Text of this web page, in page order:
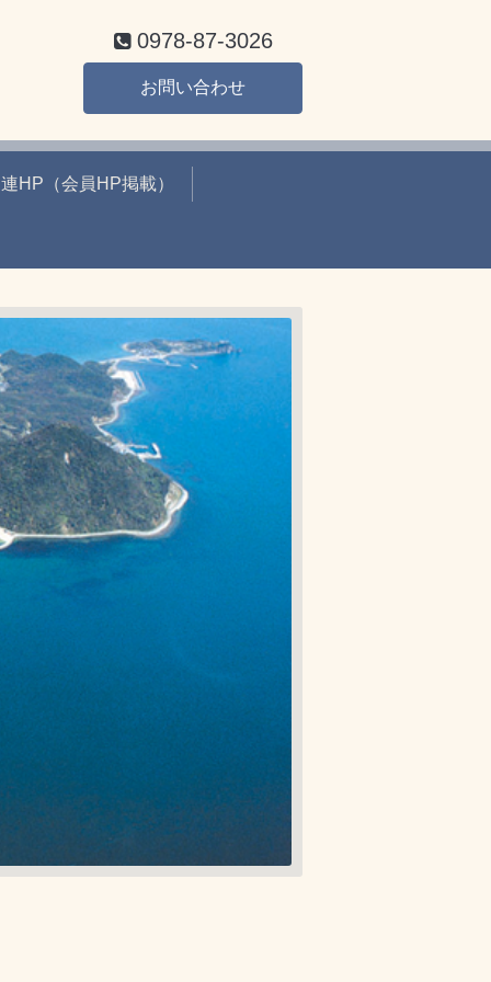
0978-87-3026
お問い合わせ
HP（会員HP掲載）